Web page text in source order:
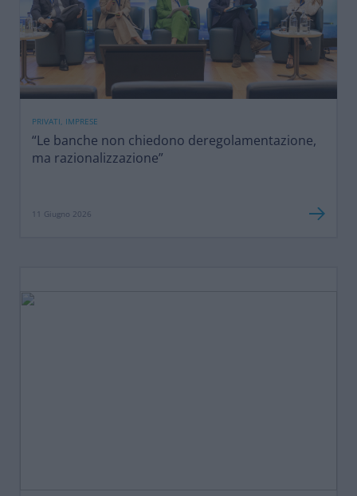
PRIVATI, IMPRESE
“Le banche non chiedono deregolamentazione,
ma razionalizzazione”
11 Giugno 2026